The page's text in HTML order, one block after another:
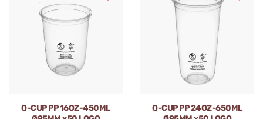
Q-CUP PP 16OZ-450ML
Q-CUP PP 24OZ-650ML